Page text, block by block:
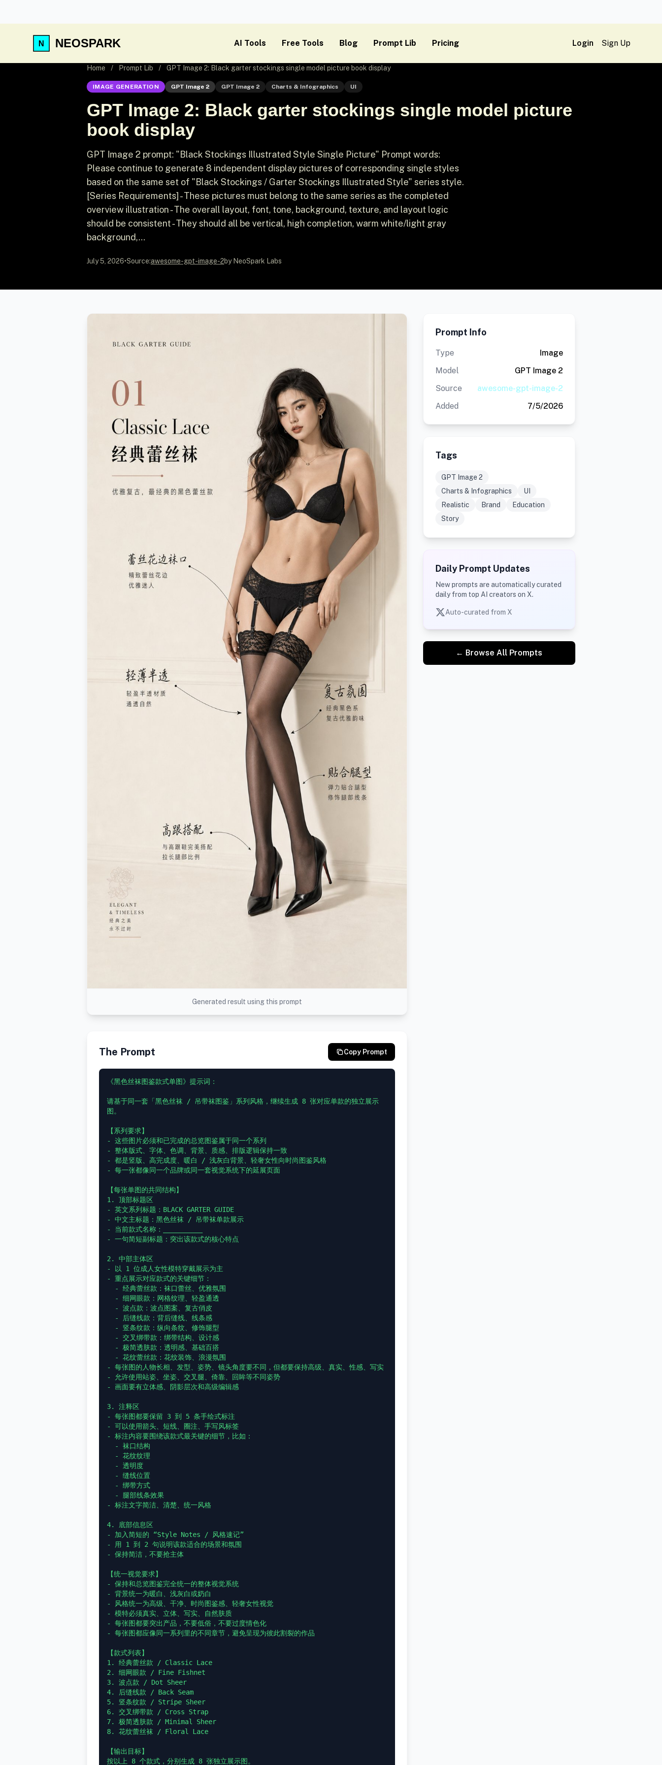
NEOSPARK AI Tools Free Tools Blog Prompt Lib Pricing Login Sign Up
Home / Prompt Lib / GPT Image 2: Black garter stockings single model picture book display
IMAGE GENERATION GPT Image 2 GPT Image 2 Charts & Infographics UI
GPT Image 2: Black garter stockings single model picture
book display
GPT Image 2 prompt: "Black Stockings Illustrated Style Single Picture" Prompt words:
Please continue to generate 8 independent display pictures of corresponding single styles
based on the same set of "Black Stockings / Garter Stockings Illustrated Style" series style.
[Series Requirements] - These pictures must belong to the same series as the completed
overview illustration - The overall layout, font, tone, background, texture, and layout logic
should be consistent - They should all be vertical, high completion, warm white/light gray
background,...
July 5, 2026•Source:awesome-gpt-image-2by NeoSpark Labs
Generated result using this prompt
The Prompt Copy Prompt
《黑色丝袜图鉴款式单图》提示词：
请基于同一套「黑色丝袜 / 吊带袜图鉴」系列风格，继续生成 8 张对应单款的独立展示
图。
【系列要求】
- 这些图片必须和已完成的总览图鉴属于同一个系列
- 整体版式、字体、色调、背景、质感、排版逻辑保持一致
- 都是竖版、高完成度、暖白 / 浅灰白背景、轻奢女性向时尚图鉴风格
- 每一张都像同一个品牌或同一套视觉系统下的延展页面
【每张单图的共同结构】
1. 顶部标题区
- 英文系列标题：BLACK GARTER GUIDE
- 中文主标题：黑色丝袜 / 吊带袜单款展示
- 当前款式名称：__________
- 一句简短副标题：突出该款式的核心特点
2. 中部主体区
- 以 1 位成人女性模特穿戴展示为主
- 重点展示对应款式的关键细节：
- 每张图的人物长相、发型、姿势、镜头角度要不同，但都要保持高级、真实、性感、写实
- 允许使用站姿、坐姿、交叉腿、倚靠、回眸等不同姿势
- 画面要有立体感、阴影层次和高级编辑感
3. 注释区
- 每张图都要保留 3 到 5 条手绘式标注
- 可以使用箭头、短线、圈注、手写风标签
- 标注内容要围绕该款式最关键的细节，比如：
- 标注文字简洁、清楚、统一风格
4. 底部信息区
- 加入简短的 “Style Notes / 风格速记”
- 用 1 到 2 句说明该款适合的场景和氛围
- 保持简洁，不要抢主体
【统一视觉要求】
- 保持和总览图鉴完全统一的整体视觉系统
- 背景统一为暖白、浅灰白或奶白
- 风格统一为高级、干净、时尚图鉴感、轻奢女性视觉
- 模特必须真实、立体、写实、自然肤质
- 每张图都要突出产品，不要低俗，不要过度情色化
- 每张图都应像同一系列里的不同章节，避免呈现为彼此割裂的作品
【款式列表】
1. 经典蕾丝款 / Classic Lace
2. 细网眼款 / Fine Fishnet
3. 波点款 / Dot Sheer
4. 后缝线款 / Back Seam
5. 竖条纹款 / Stripe Sheer
6. 交叉绑带款 / Cross Strap
7. 极简透肤款 / Minimal Sheer
8. 花纹蕾丝袜 / Floral Lace
【输出目标】
按以上 8 个款式，分别生成 8 张独立展示图。
Prompt Info
Type
Image
Model
GPT Image 2
Source
awesome-gpt-image-2
Added
7/5/2026
Tags
GPT Image 2
Charts & Infographics
UI
Realistic
Brand
Education
Story
Daily Prompt Updates
New prompts are automatically curated
daily from top AI creators on X.
Auto-curated from X
← Browse All Prompts